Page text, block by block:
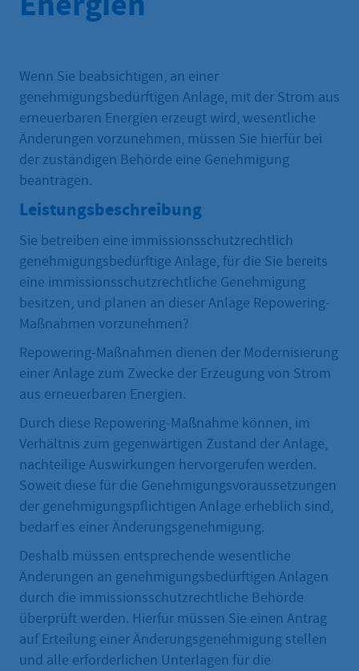
Wenn Sie beabsichtigen, an einer
genehmigungsbedürftigen Anlage, mit der Strom aus
erneuerbaren Energien erzeugt wird, wesentliche
Änderungen vorzunehmen, müssen Sie hierfür bei
der zuständigen Behörde eine Genehmigung
beantragen.
Leistungsbeschreibung
Sie betreiben eine immissionsschutzrechtlich
genehmigungsbedürftige Anlage, für die Sie bereits
eine immissionsschutzrechtliche Genehmigung
besitzen, und planen an dieser Anlage Repowering-
Maßnahmen vorzunehmen?
Repowering-Maßnahmen dienen der Modernisierung
einer Anlage zum Zwecke der Erzeugung von Strom
aus erneuerbaren Energien.
Durch diese Repowering-Maßnahme können, im
Verhältnis zum gegenwärtigen Zustand der Anlage,
nachteilige Auswirkungen hervorgerufen werden.
Soweit diese für die Genehmigungsvoraussetzungen
der genehmigungspflichtigen Anlage erheblich sind,
bedarf es einer Änderungsgenehmigung.
Deshalb müssen entsprechende wesentliche
Änderungen an genehmigungsbedürftigen Anlagen
durch die immissionsschutzrechtliche Behörde
überprüft werden. Hierfür müssen Sie einen Antrag
auf Erteilung einer Änderungsgenehmigung stellen
und alle erforderlichen Unterlagen für die